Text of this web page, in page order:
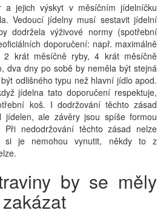
a jejich výskyt v měsíčním jídelníčku
Vedoucí jídelny musí sestavit jídelní
dodržela výživové normy (spotřební
doporučení: např. maximálně
krát měsíčně ryby, 4 krát měsíčně
dva dny po sobě by neměla být stejná
odlišného typu než hlavní jídlo apod.
jídelna tato doporučení respektuje,
koš. I dodržování těchto zásad
jídelen, ale závěry jsou spíše formou
Při nedodržování těchto zásad nelze
si je nemohou vynutit, někdy to z
by se měly